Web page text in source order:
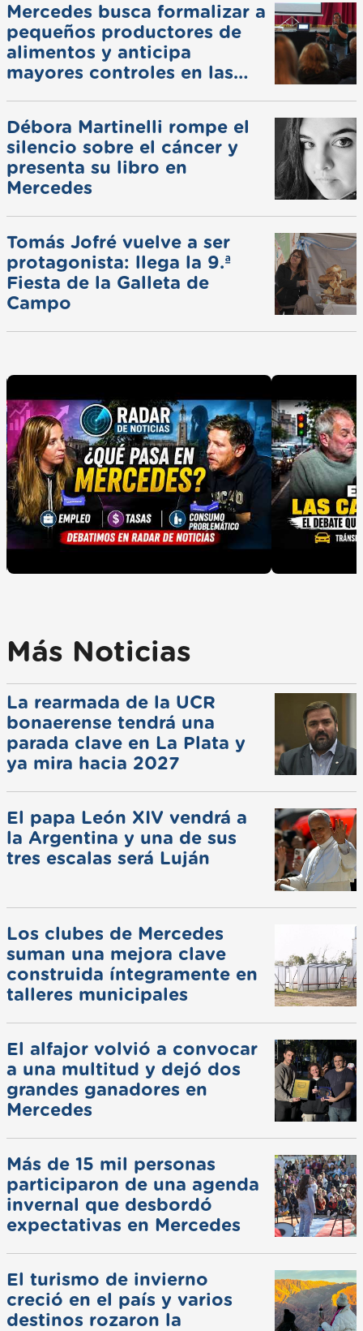
Mercedes busca formalizar a
pequeños productores de
alimentos y anticipa
mayores controles en las
Débora Martinelli rompe el
silencio sobre el cáncer y
presenta su libro en
Mercedes
Tomás Jofré vuelve a ser
protagonista: llega la 9.ª
Fiesta de la Galleta de
Campo
Más Noticias
La rearmada de la UCR
bonaerense tendrá una
parada clave en La Plata y
ya mira hacia 2027
El papa León XIV vendrá a
la Argentina y una de sus
tres escalas será Luján
Los clubes de Mercedes
suman una mejora clave
construida íntegramente en
talleres municipales
El alfajor volvió a convocar
a una multitud y dejó dos
grandes ganadores en
Mercedes
Más de 15 mil personas
participaron de una agenda
invernal que desbordó
expectativas en Mercedes
El turismo de invierno
creció en el país y varios
destinos rozaron la